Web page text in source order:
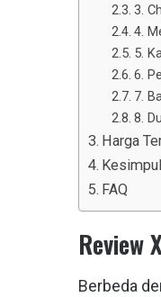
3.
4.
5.
6.
7.
8.
Harga
FAQ
Review
Berbeda